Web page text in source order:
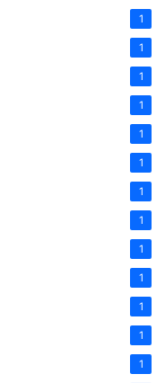
1
1
1
1
1
1
1
1
1
1
1
1
1